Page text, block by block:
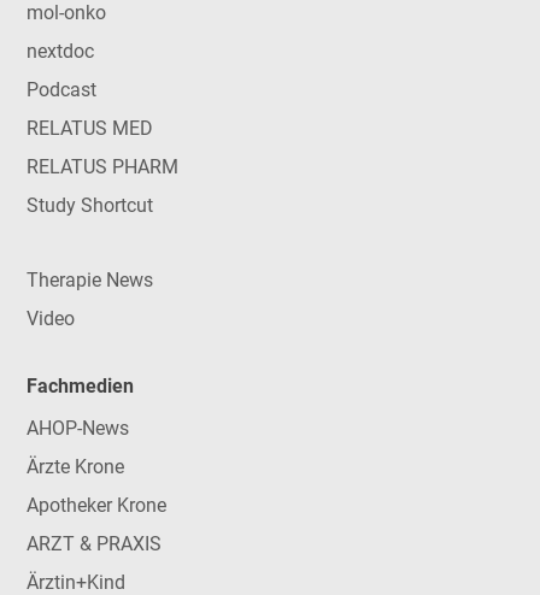
mol-onko
nextdoc
Podcast
RELATUS MED
RELATUS PHARM
Study Shortcut
Therapie News
Video
Fachmedien
AHOP-News
Ärzte Krone
Apotheker Krone
ARZT & PRAXIS
Ärztin+Kind